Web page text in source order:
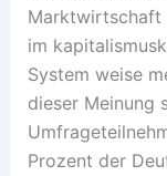
Marktwirtschaft
im
System weise
dieser Meinung
Prozent der